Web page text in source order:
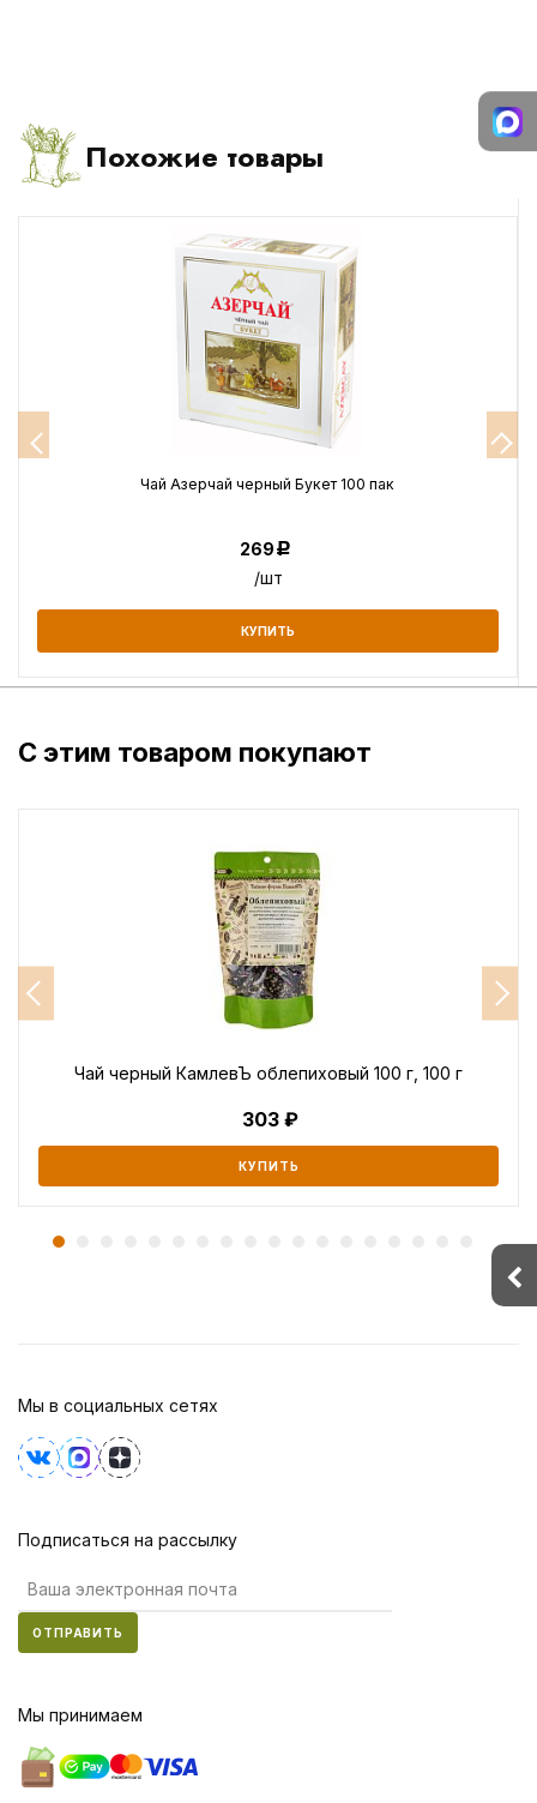
Похожие товары
Чай Азерчай черный Букет 100 пак
269Р
/шт
КУПИТЬ
С этим товаром покупают
Чай черный КамлевЪ облепиховый 100 г, 100 г
303
КУПИТЬ
Мы в социальных сетях
Подписаться на рассылку
ОТПРАВИТЬ
Мы принимаем